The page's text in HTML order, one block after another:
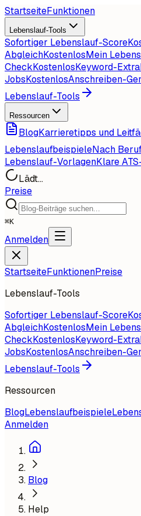
StartseiteFunktionen
Lebenslauf-Tools
Sofortiger Lebenslauf-Score
AbgleichKostenlosMein
CheckKostenlosKeyword-
JobsKostenlosAnschreiben-
Lebenslauf-Tools
Ressourcen
BlogKarrieretipps und
LebenslaufbeispieleNach
Lebenslauf-VorlagenKlare
Lädt...
Preise
⌘K
Anmelden
StartseiteFunktionenPreise
Lebenslauf-Tools
Sofortiger Lebenslauf-Score
AbgleichKostenlosMein
CheckKostenlosKeyword-
JobsKostenlosAnschreiben-
Lebenslauf-Tools
Ressourcen
BlogLebenslaufbeispiele
Anmelden
Blog
Help